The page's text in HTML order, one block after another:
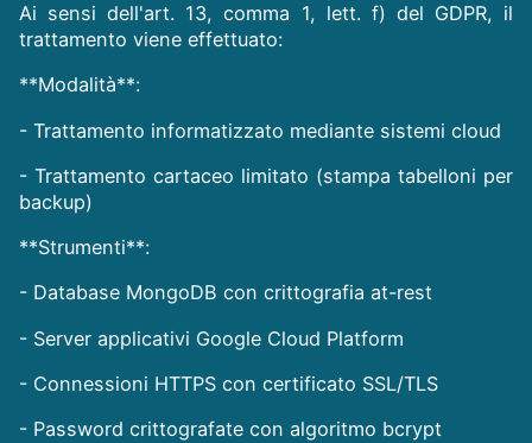
Ai sensi dell'art. 13, comma 1, lett. f) del GDPR, il
trattamento viene effettuato:
**Modalità**:
- Trattamento informatizzato mediante sistemi cloud
- Trattamento cartaceo limitato (stampa tabelloni per
backup)
**Strumenti**:
- Database MongoDB con crittografia at-rest
- Server applicativi Google Cloud Platform
- Connessioni HTTPS con certificato SSL/TLS
- Password crittografate con algoritmo bcrypt